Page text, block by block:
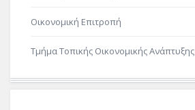
Οικονομική Επιτροπή
Τμήμα Τοπικής Οικονομικής Ανάπτυξης